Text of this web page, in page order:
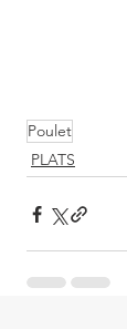
Poulet
PLATS